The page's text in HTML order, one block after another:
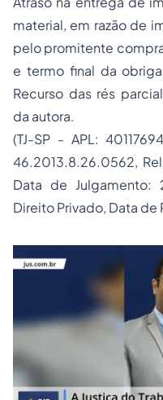
material, em razão de
pelo promitente
e termo final da
Recurso das rés
da autora.
(TJ-SP - APL:
46.2013.8.26.0562,
Data de
Direito Privado, Data